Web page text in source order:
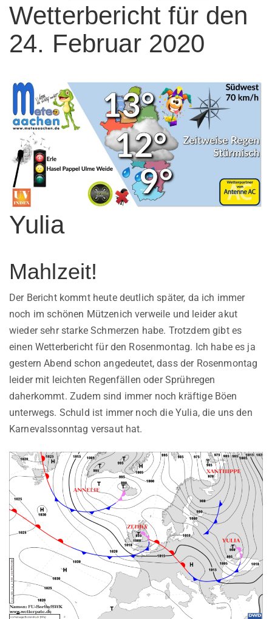
Wetterbericht für den
24. Februar 2020
Yulia
Mahlzeit!
Der Bericht kommt heute deutlich später, da ich immer
noch im schönen Mützenich verweile und leider akut
wieder sehr starke Schmerzen habe. Trotzdem gibt es
einen Wetterbericht für den Rosenmontag. Ich habe es ja
gestern Abend schon angedeutet, dass der Rosenmontag
leider mit leichten Regenfällen oder Sprühregen
daherkommt. Zudem sind immer noch kräftige Böen
unterwegs. Schuld ist immer noch die Yulia, die uns den
Karnevalssonntag versaut hat.